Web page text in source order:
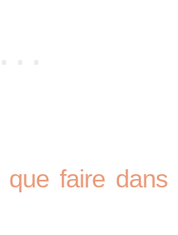
faire dans